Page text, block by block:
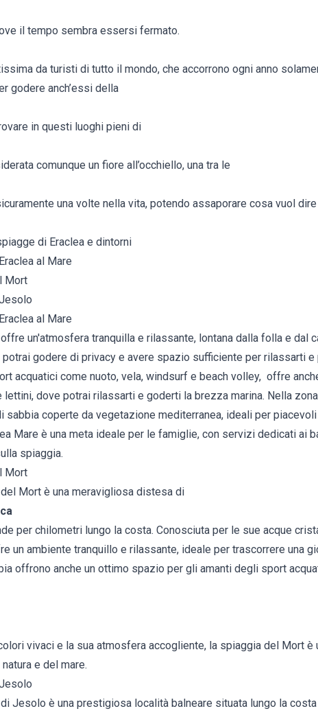
il tempo sembra essersi fermato.
da turisti di tutto il mondo, che accorrono ogni anno
godere anch’essi della
in questi luoghi pieni di
comunque un fiore all’occhiello, una tra le
una volte nella vita, potendo assaporare cosa vuol
di Eraclea e dintorni
al Mare
Mort
al Mare
un'atmosfera tranquilla e rilassante, lontana dalla folla e dal
potrai godere di privacy e avere spazio sufficiente per rilassarti
acquatici come nuoto, vela, windsurf e beach volley, offre
lettini, dove potrai rilassarti e goderti la brezza marina. Nella
sabbia coperte da vegetazione mediterranea, ideali per
Mare è una meta ideale per le famiglie, con servizi dedicati ai
spiaggia.
Mort
Mort è una meravigliosa distesa di
per chilometri lungo la costa. Conosciuta per le sue acque
un ambiente tranquillo e rilassante, ideale per trascorrere una
offrono anche un ottimo spazio per gli amanti degli sport
vivaci e la sua atmosfera accogliente, la spiaggia del Mort è
e del mare.
Jesolo è una prestigiosa località balneare situata lungo la